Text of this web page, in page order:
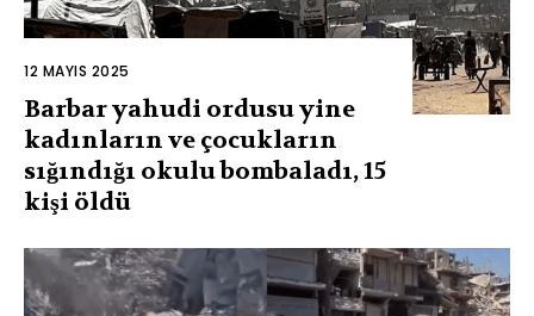
12 MAYIS 2025
Barbar yahudi ordusu yine
kadınların ve çocukların
sığındığı okulu bombaladı, 15
kişi öldü